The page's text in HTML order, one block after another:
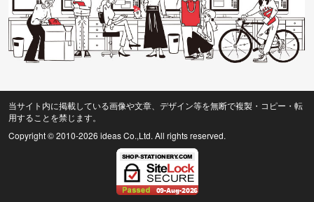
当サイト内に掲載している画像や文章、デザイン等を無断で複製・コピー・転
用することを禁じます。
Copyright © 2010-2026 ideas Co.,Ltd. All rights reserved.